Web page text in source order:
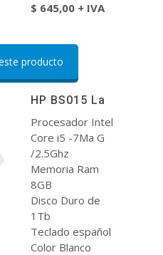
$ 645,00 + IVA
producto
HP BS015 La
Procesador Intel
Core i5 -7Ma G
/2.5Ghz
Memoria Ram
8GB
Disco Duro de
1Tb
Teclado español
Color Blanco